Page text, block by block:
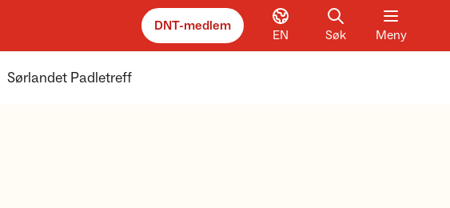
DNT-medlem
EN Søk Meny
Sørlandet Padletreff